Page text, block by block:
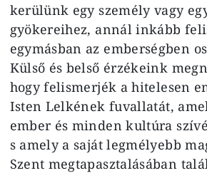
kerülünk egy személy vagy
gyökereihez, annál inkább
egymásban az emberségben
Külső és belső érzékeink
hogy felismerjék a hitelesen
Isten Lelkének fuvallatát,
ember és minden kultúra
s amely a saját legmélyebb
Szent megtapasztalásában